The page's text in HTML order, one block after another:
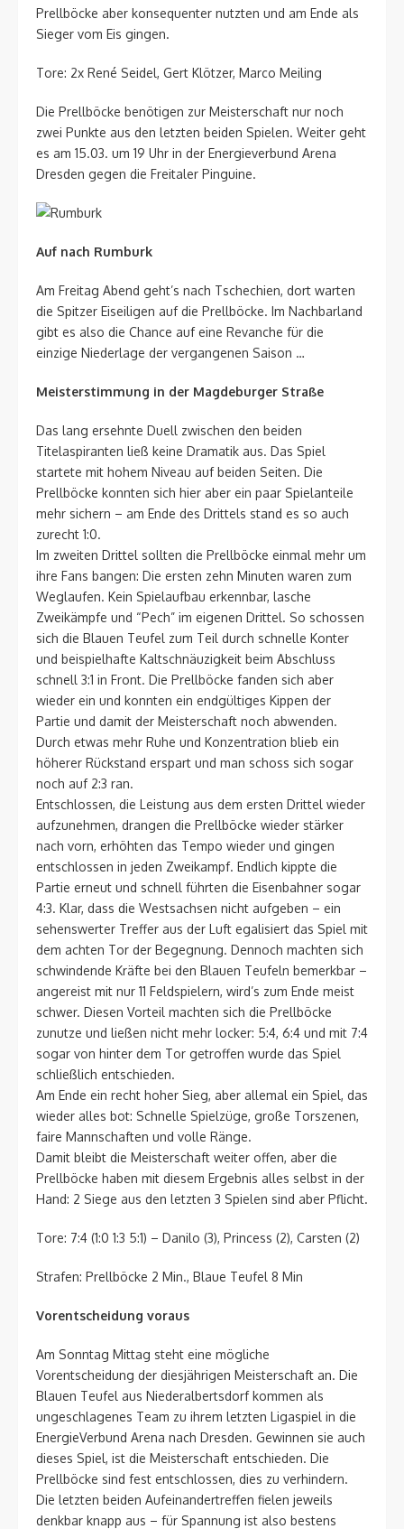
Prellböcke aber konsequenter nutzten und am Ende als
Sieger vom Eis gingen.
Tore: 2x René Seidel, Gert Klötzer, Marco Meiling
Die Prellböcke benötigen zur Meisterschaft nur noch
zwei Punkte aus den letzten beiden Spielen. Weiter geht
es am 15.03. um 19 Uhr in der Energieverbund Arena
Dresden gegen die Freitaler Pinguine.
Auf nach Rumburk
Am Freitag Abend geht’s nach Tschechien, dort warten
die Spitzer Eiseiligen auf die Prellböcke. Im Nachbarland
gibt es also die Chance auf eine Revanche für die
einzige Niederlage der vergangenen Saison …
Meisterstimmung in der Magdeburger Straße
Das lang ersehnte Duell zwischen den beiden
Titelaspiranten ließ keine Dramatik aus. Das Spiel
startete mit hohem Niveau auf beiden Seiten. Die
Prellböcke konnten sich hier aber ein paar Spielanteile
mehr sichern – am Ende des Drittels stand es so auch
zurecht 1:0.
Im zweiten Drittel sollten die Prellböcke einmal mehr um
ihre Fans bangen: Die ersten zehn Minuten waren zum
Weglaufen. Kein Spielaufbau erkennbar, lasche
Zweikämpfe und “Pech” im eigenen Drittel. So schossen
sich die Blauen Teufel zum Teil durch schnelle Konter
und beispielhafte Kaltschnäuzigkeit beim Abschluss
schnell 3:1 in Front. Die Prellböcke fanden sich aber
wieder ein und konnten ein endgültiges Kippen der
Partie und damit der Meisterschaft noch abwenden.
Durch etwas mehr Ruhe und Konzentration blieb ein
höherer Rückstand erspart und man schoss sich sogar
noch auf 2:3 ran.
Entschlossen, die Leistung aus dem ersten Drittel wieder
aufzunehmen, drangen die Prellböcke wieder stärker
nach vorn, erhöhten das Tempo wieder und gingen
entschlossen in jeden Zweikampf. Endlich kippte die
Partie erneut und schnell führten die Eisenbahner sogar
4:3. Klar, dass die Westsachsen nicht aufgeben – ein
sehenswerter Treffer aus der Luft egalisiert das Spiel mit
dem achten Tor der Begegnung. Dennoch machten sich
schwindende Kräfte bei den Blauen Teufeln bemerkbar –
angereist mit nur 11 Feldspielern, wird’s zum Ende meist
schwer. Diesen Vorteil machten sich die Prellböcke
zunutze und ließen nicht mehr locker: 5:4, 6:4 und mit 7:4
sogar von hinter dem Tor getroffen wurde das Spiel
schließlich entschieden.
Am Ende ein recht hoher Sieg, aber allemal ein Spiel, das
wieder alles bot: Schnelle Spielzüge, große Torszenen,
faire Mannschaften und volle Ränge.
Damit bleibt die Meisterschaft weiter offen, aber die
Prellböcke haben mit diesem Ergebnis alles selbst in der
Hand: 2 Siege aus den letzten 3 Spielen sind aber Pflicht.
Tore: 7:4 (1:0 1:3 5:1) – Danilo (3), Princess (2), Carsten (2)
Strafen: Prellböcke 2 Min., Blaue Teufel 8 Min
Vorentscheidung voraus
Am Sonntag Mittag steht eine mögliche
Vorentscheidung der diesjährigen Meisterschaft an. Die
Blauen Teufel aus Niederalbertsdorf kommen als
ungeschlagenes Team zu ihrem letzten Ligaspiel in die
EnergieVerbund Arena nach Dresden. Gewinnen sie auch
dieses Spiel, ist die Meisterschaft entschieden. Die
Prellböcke sind fest entschlossen, dies zu verhindern.
Die letzten beiden Aufeinandertreffen fielen jeweils
denkbar knapp aus – für Spannung ist also bestens